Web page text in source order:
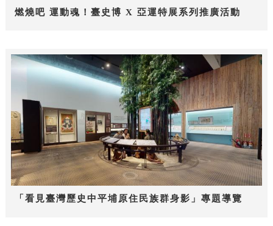
燃燒吧 運動魂！臺史博 X 亞運特展系列推廣活動
「看見臺灣歷史中平埔原住民族群身影」專題導覽